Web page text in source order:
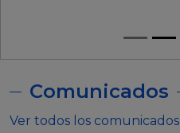
Comunicados
Ver todos los comunicados